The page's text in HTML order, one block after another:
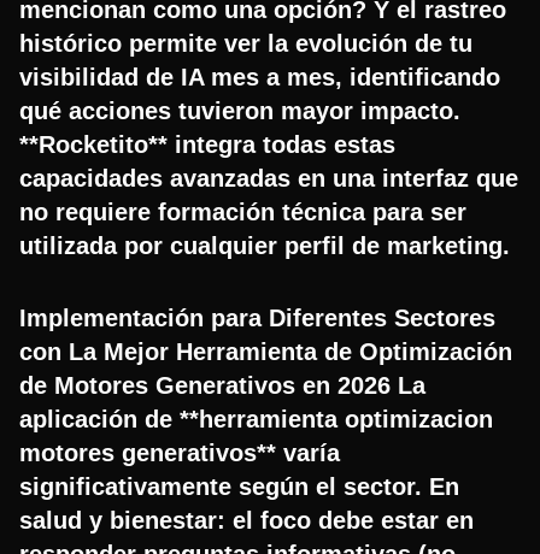
mencionan como una opción? Y el rastreo
histórico permite ver la evolución de tu
visibilidad de IA mes a mes, identificando
qué acciones tuvieron mayor impacto.
**Rocketito** integra todas estas
capacidades avanzadas en una interfaz que
no requiere formación técnica para ser
utilizada por cualquier perfil de marketing.
Implementación para Diferentes Sectores
con La Mejor Herramienta de Optimización
de Motores Generativos en 2026 La
aplicación de **herramienta optimizacion
motores generativos** varía
significativamente según el sector. En
salud y bienestar: el foco debe estar en